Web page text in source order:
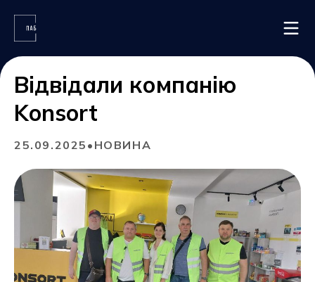
ГОЛОВНА
НАПИСАТИ НАМ
Наші контакти
м. Полтава, вул. Конституції, 13
+38 (066) 812 71 53
Відвідали компанію
Konsort
25.09.2025 • НОВИНА